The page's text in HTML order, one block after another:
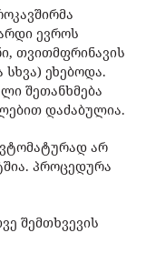
ევროს
თვითმფრინავის
ეხებოდა.
შეთანხმება
დაძაბულია.
არ
პროცედურა
შემთხვევის